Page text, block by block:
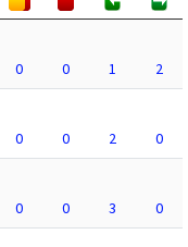
0 0 1
2
0 0 2
0
0 0 3
0